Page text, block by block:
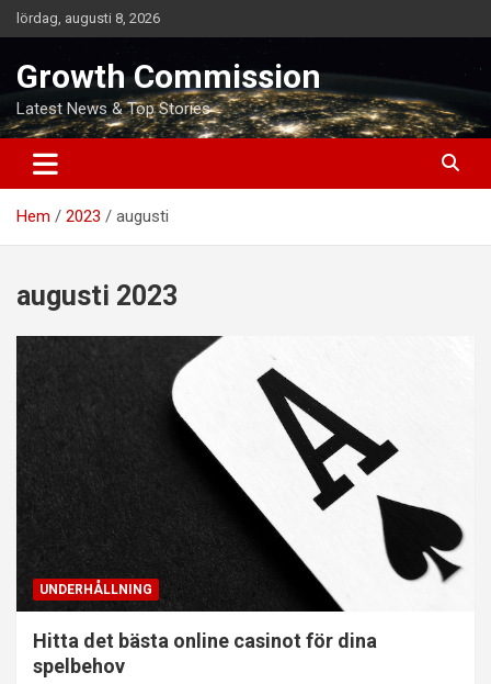
Hoppa
till
lördag, augusti 8, 2026
Growth Commission
Latest News & Top Stories
Hem 2023 augusti
augusti 2023
UNDERHÅLLNING
Hitta det bästa online casinot för dina
spelbehov